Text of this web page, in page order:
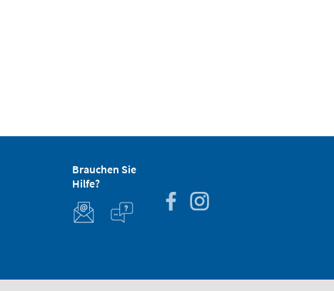
Brauchen Sie
Hilfe?